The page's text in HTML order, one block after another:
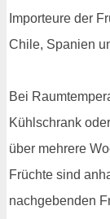
Importeure der
Chile, Spanien
Bei
Kühlschrank
über mehrere
Früchte sind
nachgebenden